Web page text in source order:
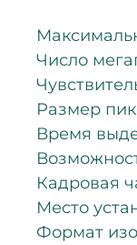
Число
Размер
Время
Кадровая
Место
Формат